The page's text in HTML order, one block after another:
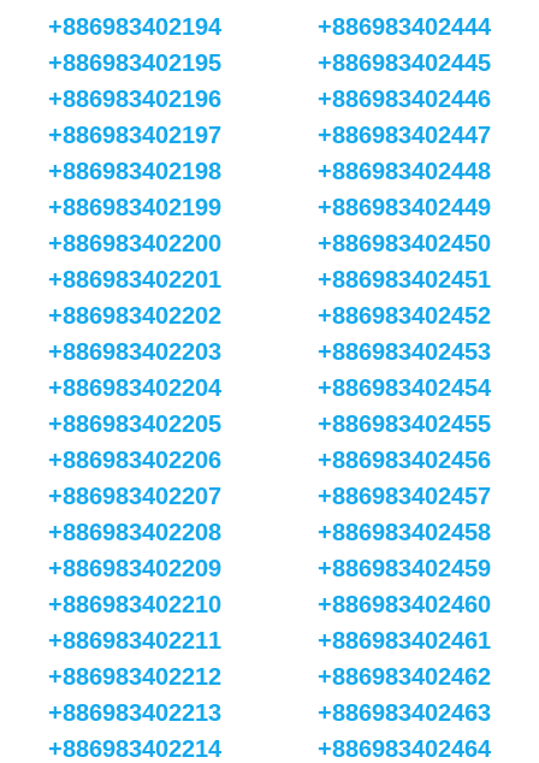
+886983402194
+886983402195
+886983402196
+886983402197
+886983402198
+886983402199
+886983402200
+886983402201
+886983402202
+886983402203
+886983402204
+886983402205
+886983402206
+886983402207
+886983402208
+886983402209
+886983402210
+886983402211
+886983402212
+886983402213
+886983402214
+886983402444
+886983402445
+886983402446
+886983402447
+886983402448
+886983402449
+886983402450
+886983402451
+886983402452
+886983402453
+886983402454
+886983402455
+886983402456
+886983402457
+886983402458
+886983402459
+886983402460
+886983402461
+886983402462
+886983402463
+886983402464